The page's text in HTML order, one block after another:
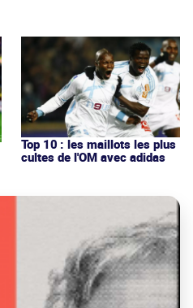
Top 10 : les maillots les plus
cultes de l'OM avec adidas